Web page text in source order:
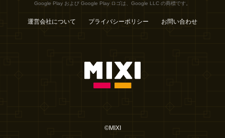
Google Play および Google Play ロゴは、Google LLC の商標です。
運営会社について プライバシーポリシー お問い合わせ
©MIXI